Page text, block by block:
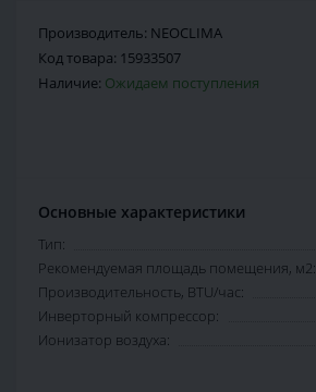
Производитель: NEOCLIMA
Код товара: 15933507
Наличие: Ожидаем поступления
Основные характеристики
Тип:
Рекомендуемая площадь помещения, м2:
Производительность, BTU/час:
Инверторный компрессор:
Ионизатор воздуха: